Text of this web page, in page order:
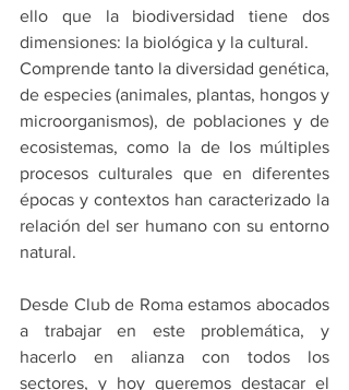
ello que la biodiversidad tiene dos
dimensiones: la biológica y la cultural.
Comprende tanto la diversidad genética,
de especies (animales, plantas, hongos y
microorganismos), de poblaciones y de
ecosistemas, como la de los múltiples
procesos culturales que en diferentes
épocas y contextos han caracterizado la
relación del ser humano con su entorno
natural.
Desde Club de Roma estamos abocados
a trabajar en este problemática, y
hacerlo en alianza con todos los
sectores, y hoy queremos destacar el